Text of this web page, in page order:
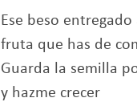
Ese beso
fruta que has de
Guarda la semilla
y hazme crecer